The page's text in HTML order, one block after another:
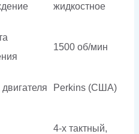
жидкостное
1500 об/мин
Perkins (США)
4-х тактный,